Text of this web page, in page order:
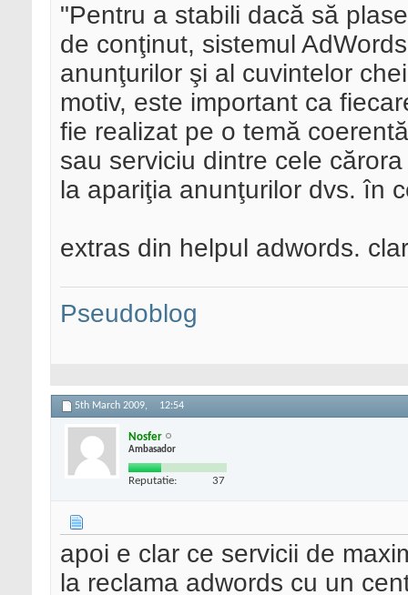
"Pentru a stabili dacă să
de conţinut, sistemul
anunţurilor şi al cuvintelor
motiv, este important ca
fie realizat pe o temă
sau serviciu dintre cele
la apariţia anunţurilor dvs. în
extras din helpul adwords.
Pseudoblog
5th March 2009, 12:54
Nosfer
Ambasador
Reputatie: 37
apoi e clar ce servicii de
la reclama adwords cu un